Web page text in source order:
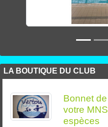
LA BOUTIQUE DU CLUB
Bonnet
votre
espèces